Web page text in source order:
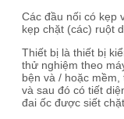
Các đầu nối có kẹp
kẹp chặt (các) ruột
Thiết bị là thiết bị
thử nghiệm theo
bện và / hoặc
và sau đó có tiết
đai ốc được siết